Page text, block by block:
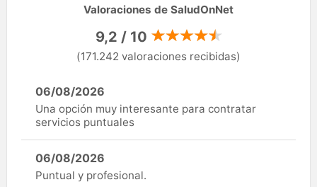
Valoraciones de SaludOnNet
9,2 / 10
(171.242 valoraciones recibidas)
06/08/2026
Una opción muy interesante para contratar
servicios puntuales
06/08/2026
Puntual y profesional.